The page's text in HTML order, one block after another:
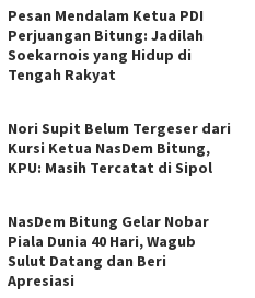
Pesan Mendalam Ketua PDI
Perjuangan Bitung: Jadilah
Soekarnois yang Hidup di
Tengah Rakyat
Nori Supit Belum Tergeser dari
Kursi Ketua NasDem Bitung,
KPU: Masih Tercatat di Sipol
NasDem Bitung Gelar Nobar
Piala Dunia 40 Hari, Wagub
Sulut Datang dan Beri
Apresiasi